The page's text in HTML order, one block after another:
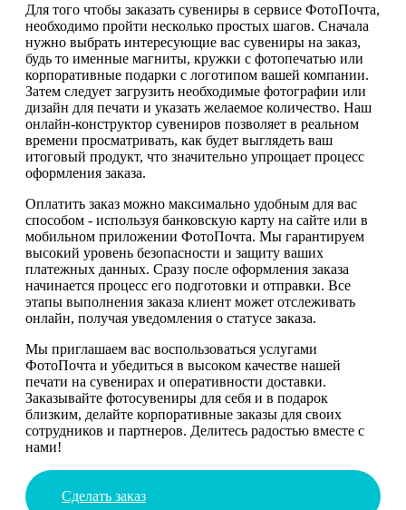
Для того чтобы заказать сувениры в сервисе ФотоПочта,
необходимо пройти несколько простых шагов. Сначала
нужно выбрать интересующие вас сувениры на заказ,
будь то именные магниты, кружки с фотопечатью или
корпоративные подарки с логотипом вашей компании.
Затем следует загрузить необходимые фотографии или
дизайн для печати и указать желаемое количество. Наш
онлайн-конструктор сувениров позволяет в реальном
времени просматривать, как будет выглядеть ваш
итоговый продукт, что значительно упрощает процесс
оформления заказа.
Оплатить заказ можно максимально удобным для вас
способом - используя банковскую карту на сайте или в
мобильном приложении ФотоПочта. Мы гарантируем
высокий уровень безопасности и защиту ваших
платежных данных. Сразу после оформления заказа
начинается процесс его подготовки и отправки. Все
этапы выполнения заказа клиент может отслеживать
онлайн, получая уведомления о статусе заказа.
Мы приглашаем вас воспользоваться услугами
ФотоПочта и убедиться в высоком качестве нашей
печати на сувенирах и оперативности доставки.
Заказывайте фотосувениры для себя и в подарок
близким, делайте корпоративные заказы для своих
сотрудников и партнеров. Делитесь радостью вместе с
нами!
Сделать заказ